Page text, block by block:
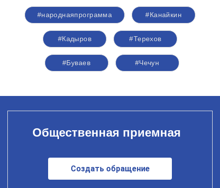
#народнаяпрограмма #Канайкин
#Кадыров #Терехов
#Буваев #Чечун
Общественная приемная
Создать обращение